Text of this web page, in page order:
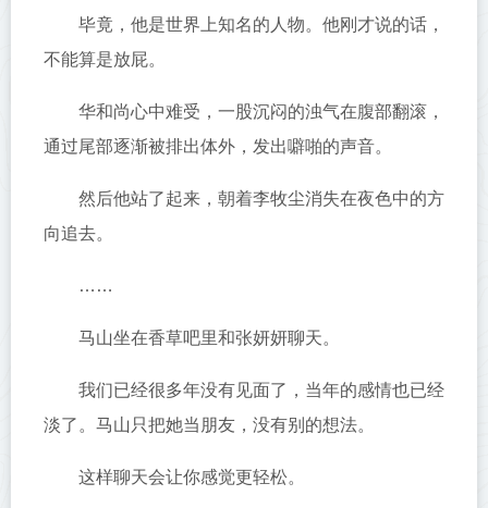
毕竟，他是世界上知名的人物。他刚才说的话，
不能算是放屁。
华和尚心中难受，一股沉闷的浊气在腹部翻滚，
通过尾部逐渐被排出体外，发出噼啪的声音。
然后他站了起来，朝着李牧尘消失在夜色中的方
向追去。
……
马山坐在香草吧里和张妍妍聊天。
我们已经很多年没有见面了，当年的感情也已经
淡了。马山只把她当朋友，没有别的想法。
这样聊天会让你感觉更轻松。